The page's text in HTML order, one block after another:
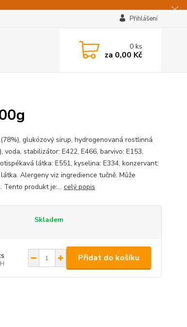
Přihlášení
0ks
za 0,00 Kč
glukózový sirup, hydrogenovaná rostlinná
voda, stabilizátor: E422, E466, barvivo: E153,
látka: E551, kyselina: E334, konzervant:
Alergeny viz ingredience tučně. Může
Tento produkt je:... celý popis
Skladem
Přidat do košíku